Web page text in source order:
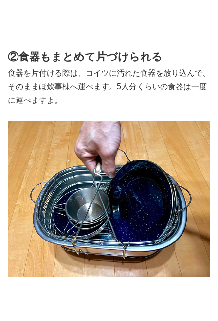
②食器もまとめて片づけられる
食器を片付ける際は、コイツに汚れた食器を放り込んで、
そのままほ炊事棟へ運べます。5人分くらいの食器は一度
に運べますよ。